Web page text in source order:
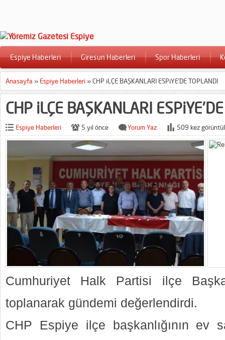
Espiye Haberleri Giresun Haberleri Spor Haberleri
Anasayfa » Espiye Haberleri »CHP iLÇE BAŞKANLARI ESPiYE’DE TOPLANDI
CHP iLÇE BAŞKANLARI
Espiye Haberleri 5 yıl önce Yorum Yaz 509 kez
Cumhuriyet Halk Partisi ilçe
toplanarak gündemi değerlendirdi.
CHP Espiye ilçe başkanlığının ev